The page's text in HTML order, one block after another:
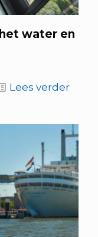
water en
Lees verder